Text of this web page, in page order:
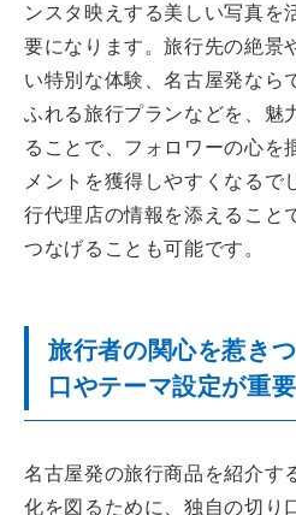
ンスタ映えする美しい写真を
要になります。旅行先の絶景
い特別な体験、名古屋発なら
ふれる旅行プランなどを、魅
ることで、フォロワーの心を
メントを獲得しやすくなるで
行代理店の情報を添えること
つなげることも可能です。
旅行者の関心を惹き
口やテーマ設定が重要
名古屋発の旅行商品を紹介す
化を図るために、独自の切り